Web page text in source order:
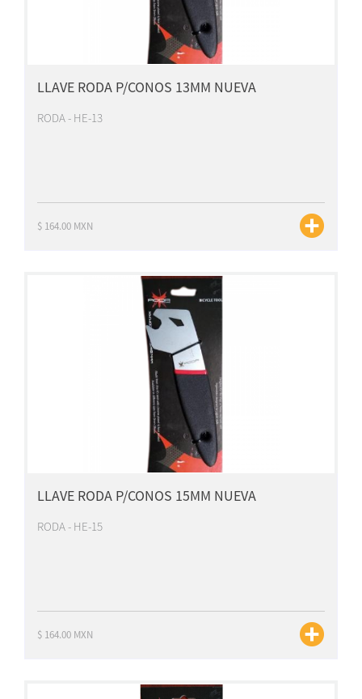
LLAVE RODA P/CONOS 13MM NUEVA
RODA - HE-13
$ 164.00 MXN
LLAVE RODA P/CONOS 15MM NUEVA
RODA - HE-15
$ 164.00 MXN